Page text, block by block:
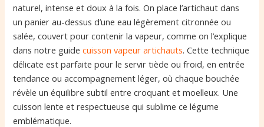
naturel, intense et doux à la fois. On place l’artichaut dans
un panier au-dessus d’une eau légèrement citronnée ou
salée, couvert pour contenir la vapeur, comme on l’explique
dans notre guidecuisson vapeur artichauts. Cette technique
délicate est parfaite pour le servir tiède ou froid, en entrée
tendance ou accompagnement léger, où chaque bouchée
révèle un équilibre subtil entre croquant et moelleux. Une
cuisson lente et respectueuse qui sublime ce légume
emblématique.